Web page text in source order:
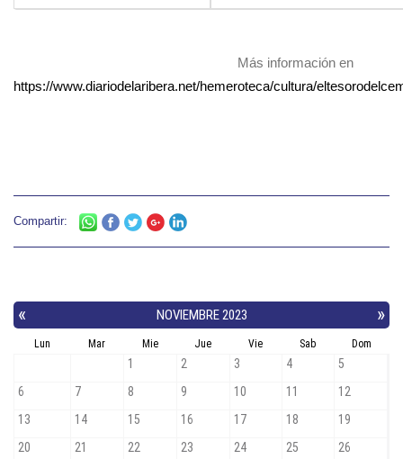
Más información en
https://www.diariodelaribera.net/hemeroteca/cultura/
Compartir: